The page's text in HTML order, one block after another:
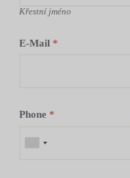
Křestní jméno
E-Mail *
Phone *